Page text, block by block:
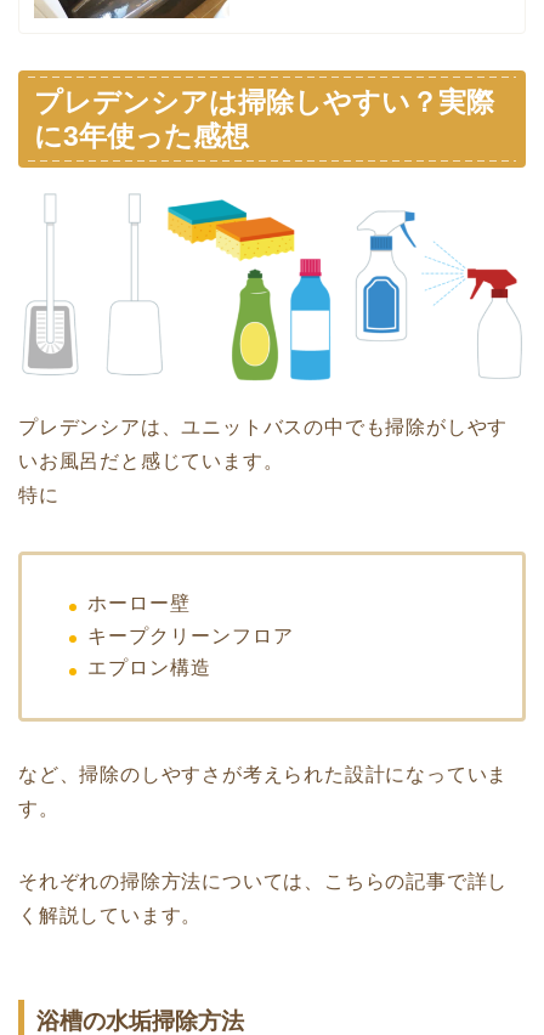
プレデンシアは掃除しやすい？実際
に3年使った感想
プレデンシアは、ユニットバスの中でも掃除がしやす
いお風呂だと感じています。
特に
ホーロー壁
キープクリーンフロア
エプロン構造
など、掃除のしやすさが考えられた設計になっていま
す。
それぞれの掃除方法については、こちらの記事で詳し
く解説しています。
浴槽の水垢掃除方法